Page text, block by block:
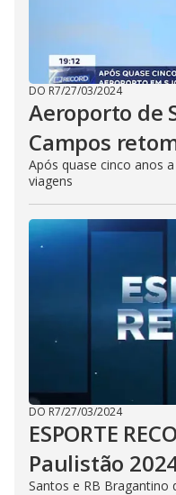
DO R7/27/03/2024
Aeroporto de
Campos
Após quase cinco anos
viagens
DO R7/27/03/2024
ESPORTE
Paulistão
Santos e RB Bragantino